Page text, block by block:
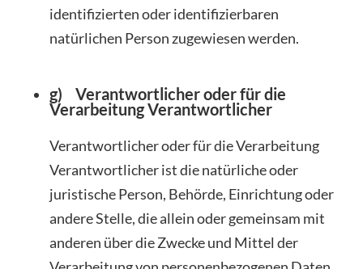
identifizierten oder identifizierbaren
natürlichen Person zugewiesen werden.
g) Verantwortlicher oder für die
Verarbeitung Verantwortlicher
Verantwortlicher oder für die Verarbeitung
Verantwortlicher ist die natürliche oder
juristische Person, Behörde, Einrichtung oder
andere Stelle, die allein oder gemeinsam mit
anderen über die Zwecke und Mittel der